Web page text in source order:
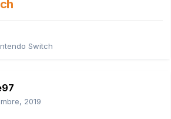
Switch
2019